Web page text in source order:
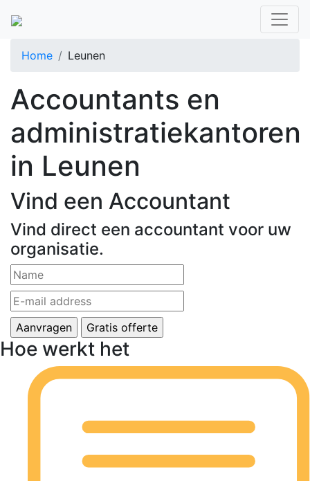
Home Leunen
Accountants en
administratiekantoren
in Leunen
Vind een Accountant
Vind direct een accountant voor uw
organisatie.
Hoe werkt het